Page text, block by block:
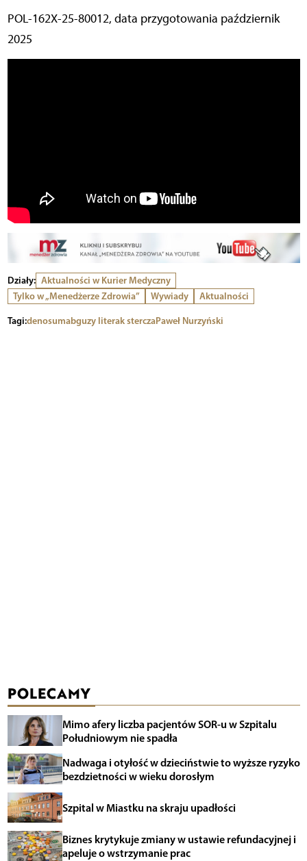
POL-162X-25-80012, data przygotowania październik
2025
Działy: Aktualności w Kurier Medyczny
Tylko w „Menedżerze Zdrowia”
Wywiady
Aktualności
Tagi:denosumabguzy literak sterczaPaweł Nurzyński
POLECAMY
Mimo afery liczba pacjentów SOR-u w Szpitalu
Południowym nie spadła
Nadwaga i otyłość w dzieciństwie to wyższe ryzyko
bezdzietności w wieku dorosłym
Szpital w Miastku na skraju upadłości
Biznes krytykuje zmiany w ustawie refundacyjnej i
apeluje o wstrzymanie prac